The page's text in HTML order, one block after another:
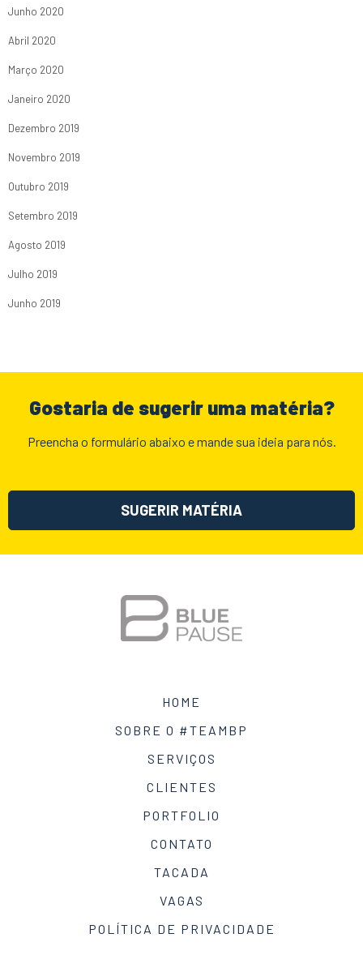
Junho 2020
Abril 2020
Março 2020
Janeiro 2020
Dezembro 2019
Novembro 2019
Outubro 2019
Setembro 2019
Agosto 2019
Julho 2019
Junho 2019
Gostaria de sugerir uma matéria?
Preencha o formulário abaixo e mande sua ideia para nós.
SUGERIR MATÉRIA
HOME
SOBRE O #TEAMBP
SERVIÇOS
CLIENTES
PORTFOLIO
CONTATO
TACADA
VAGAS
POLÍTICA DE PRIVACIDADE